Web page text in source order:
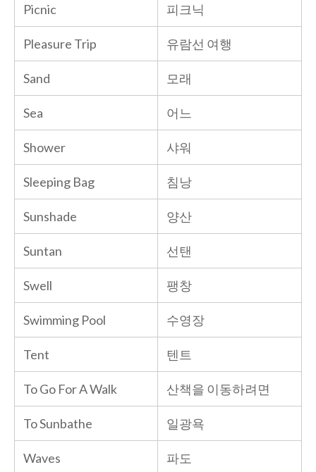
Picnic 피크닉
Pleasure Trip 유람선 여행
Sand 모래
Sea 어느
Shower 샤워
Sleeping Bag 침낭
Sunshade 양산
Suntan 선탠
Swell 팽창
Swimming Pool 수영장
Tent 텐트
To Go For A Walk 산책을 이동하려면
To Sunbathe 일광욕
Waves 파도